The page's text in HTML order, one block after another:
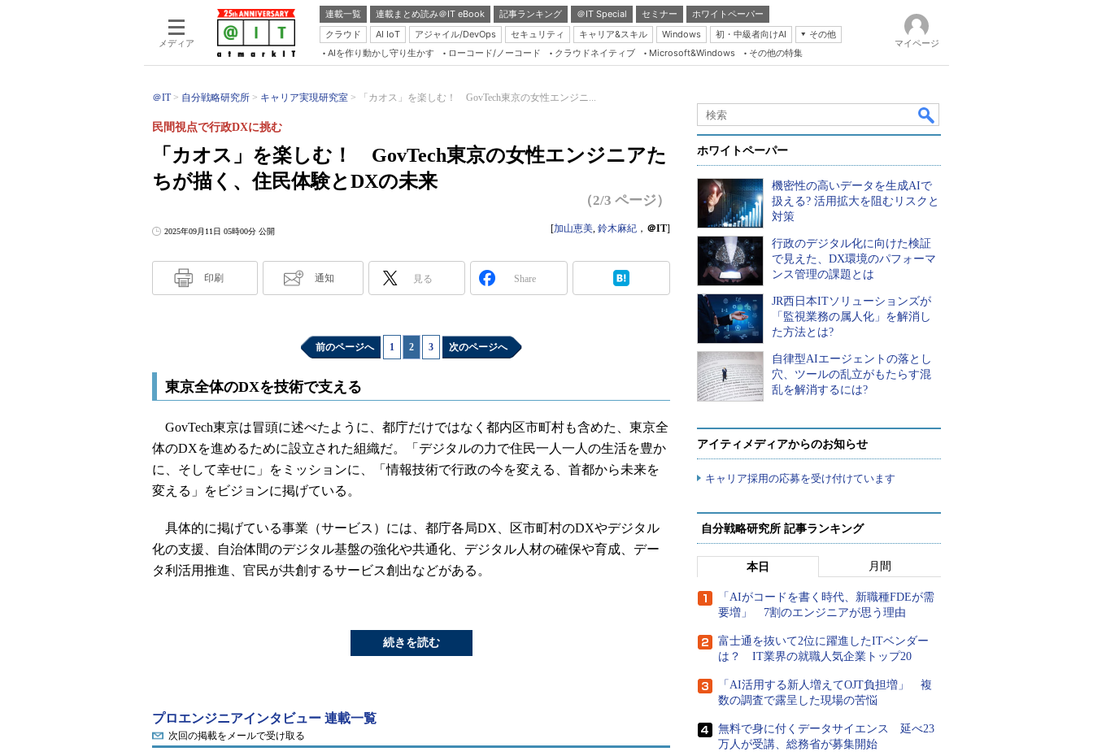
メディア
連載一覧 連載まとめ読み＠IT eBook 記事ランキング ＠IT Special セミナー
ホワイトペーパー
クラウド
AI IoT アジャイル/DevOps セキュリティ キャリア&スキル Windows 初・中級者向けAI
その他
Server & Storage
Java Agile
Database Expert
Master of IP Network
Security & Trust
Test & Tools
AIを作り動かし守り生かす ローコード/ノーコード クラウドネイティブ Microsoft&Windows その他の特集
マイページ
＠IT 自分戦略研究所 キャリア実現研究室 「カオス」を楽しむ！ GovTech東京の女性エンジニ...
「カオス」を楽しむ！ GovTech東京の女性エンジニアた
ちが描く、住民体験とDXの未来
民間視点で行政DXに挑む
（2/3 ページ）
2025年09月11日 05時00分 公開 [加山恵美, 鈴木麻紀 ， ＠IT]
印刷 通知 見る Share
前のページへ 1 2 3 次のページへ
東京全体のDXを技術で支える
GovTech東京は冒頭に述べたように、都庁だけではなく都内区市町村も含めた、東京全
体のDXを進めるために設立された組織だ。「デジタルの力で住民一人一人の生活を豊か
に、そして幸せに」をミッションに、「情報技術で行政の今を変える、首都から未来を
変える」をビジョンに掲げている。
具体的に掲げている事業（サービス）には、都庁各局DX、区市町村のDXやデジタル
化の支援、自治体間のデジタル基盤の強化や共通化、デジタル人材の確保や育成、デー
タ利活用推進、官民が共創するサービス創出などがある。
続きを読む
プロエンジニアインタビュー 連載一覧
次回の掲載をメールで受け取る
ホワイトペーパー
機密性の高いデータを生成AIで
扱える? 活用拡大を阻むリスクと
対策
行政のデジタル化に向けた検証
で見えた、DX環境のパフォーマ
ンス管理の課題とは
JR西日本ITソリューションズが
「監視業務の属人化」を解消し
た方法とは?
自律型AIエージェントの落とし
穴、ツールの乱立がもたらす混
乱を解消するには?
アイティメディアからのお知らせ
キャリア採用の応募を受け付けています
自分戦略研究所 記事ランキング
本日 月間
「AIがコードを書く時代、新職種FDEが需
要増」 7割のエンジニアが思う理由
富士通を抜いて2位に躍進したITベンダー
は？ IT業界の就職人気企業トップ20
「AI活用する新人増えてOJT負担増」 複
数の調査で露呈した現場の苦悩
無料で身に付くデータサイエンス 延べ23
万人が受講、総務省が募集開始